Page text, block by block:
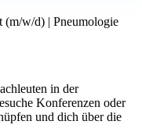
(m/w/d) | Pneumologie
in der
Konferenzen oder
und dich über die